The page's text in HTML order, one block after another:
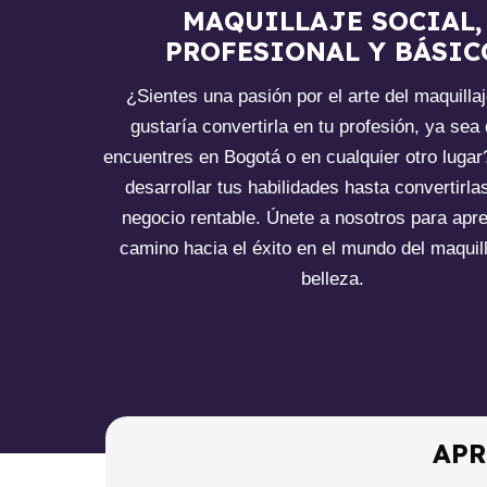
MAQUILLAJE SOCIAL,
PROFESIONAL Y
¿Sientes una pasión por el arte del
gustaría convertirla en tu profesión, ya sea
encuentres en Bogotá o en cualquier otro
desarrollar tus habilidades hasta
negocio rentable. Únete a nosotros para
camino hacia el éxito en el mundo del
belleza.